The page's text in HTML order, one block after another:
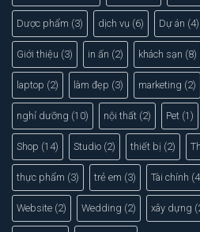
Dược phẩm (3) dịch vụ (6) Dự án (4)
Giới thiệu (3) in ấn (2) khách sạn (8)
laptop (2) làm đẹp (3) marketing (2)
nghỉ dưỡng (10) nội thất (2) Pet (1)
Shop (14) Studio (2) thiết bị (2)
thực phẩm (3) trẻ em (3) Tài chính
Website (2) Wedding (2) xây dựng